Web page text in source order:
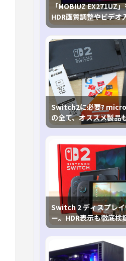
「MOBIUZ EX271UZ」
HDR画質調整やビデオ
が可能な4K有機ELゲ
を徹底検証
Switch2に必要?
の全て、オススメ製品
Switch 2 ディスプレイ
ー。HDR表示も徹底検
おけるHDRの未来を切